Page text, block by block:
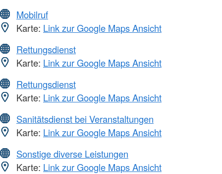
Mobilruf
Karte: Link zur Google Maps Ansicht
Rettungsdienst
Karte: Link zur Google Maps Ansicht
Rettungsdienst
Karte: Link zur Google Maps Ansicht
Sanitätsdienst bei Veranstaltungen
Karte: Link zur Google Maps Ansicht
Sonstige diverse Leistungen
Karte: Link zur Google Maps Ansicht